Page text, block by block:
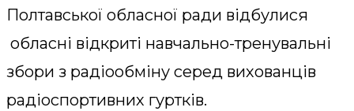
Полтавської обласної ради відбулися
обласні відкриті навчально-тренувальні
збори з радіообміну серед вихованців
радіоспортивних гуртків.